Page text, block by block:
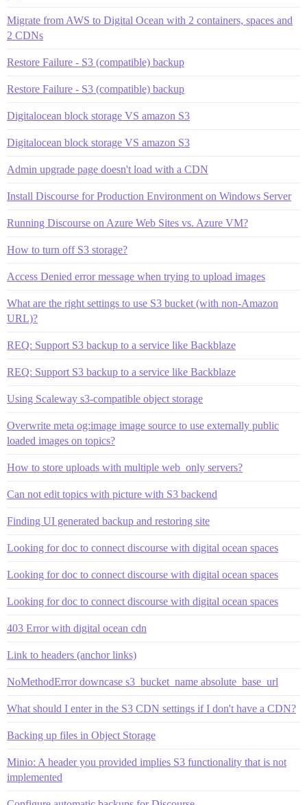
Migrate from AWS to Digital Ocean with 2 containers, spaces and
2 CDNs
Restore Failure - S3 (compatible) backup
Restore Failure - S3 (compatible) backup
Digitalocean block storage VS amazon S3
Digitalocean block storage VS amazon S3
Admin upgrade page doesn't load with a CDN
Install Discourse for Production Environment on Windows Server
Running Discourse on Azure Web Sites vs. Azure VM?
How to turn off S3 storage?
Access Denied error message when trying to upload images
What are the right settings to use S3 bucket (with non-Amazon
URL)?
REQ: Support S3 backup to a service like Backblaze
REQ: Support S3 backup to a service like Backblaze
Using Scaleway s3-compatible object storage
Overwrite meta og:image image source to use externally public
loaded images on topics?
How to store uploads with multiple web_only servers?
Can not edit topics with picture with S3 backend
Finding UI generated backup and restoring site
Looking for doc to connect discourse with digital ocean spaces
Looking for doc to connect discourse with digital ocean spaces
Looking for doc to connect discourse with digital ocean spaces
403 Error with digital ocean cdn
Link to headers (anchor links)
NoMethodError downcase s3_bucket_name absolute_base_url
What should I enter in the S3 CDN settings if I don't have a CDN?
Backing up files in Object Storage
Minio: A header you provided implies S3 functionality that is not
implemented